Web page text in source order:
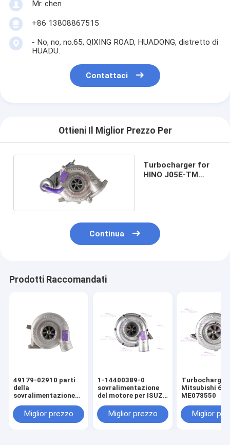
Mr. chen
+86 13808867515
- No, no, no.65, QIXING ROAD, HUADONG, distretto di
HUADU.
Contattaci
Ottieni Il Miglior Prezzo Per
Turbocharger for
HINO J05E-TM
Continua
Prodotti Raccomandati
49179-02910 parti
della
sovralimentazione
Mitsubishi C6.4
E320D
Miglior prezzo
1-14400389-0
sovralimentazione
del motore per ISUZU
Miglior prezzo
Turbocharger
Mitsubishi
ME078550
Miglior